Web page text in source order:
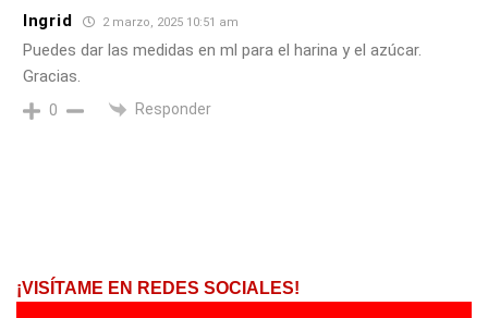
Ingrid 2 marzo, 2025 10:51 am
Puedes dar las medidas en ml para el harina y el azúcar.
Gracias.
0 Responder
¡VISÍTAME EN REDES SOCIALES!